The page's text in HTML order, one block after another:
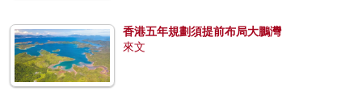
香港五年規劃須提前布局大鵬灣
來文